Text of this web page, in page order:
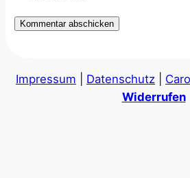
Impressum Datenschutz
Widerrufen